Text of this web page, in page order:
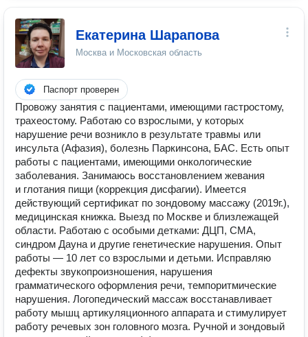
Екатерина Шарапова
Москва и Московская область
Паспорт проверен
Провожу занятия с пациентами, имеющими гастростому,
трахеостому. Работаю со взрослыми, у которых
нарушение речи возникло в результате травмы или
инсульта (Афазия), болезнь Паркинсона, БАС. Есть опыт
работы с пациентами, имеющими онкологические
заболевания. Занимаюсь восстановлением жевания
и глотания пищи (коррекция дисфагии). Имеется
действующий сертификат по зондовому массажу (2019г.),
медицинская книжка. Выезд по Москве и близлежащей
области. Работаю с особыми детками: ДЦП, СМА,
синдром Дауна и другие генетические нарушения. Опыт
работы — 10 лет со взрослыми и детьми. Исправляю
дефекты звукопроизношения, нарушения
грамматического оформления речи, темпоритмические
нарушения. Логопедический массаж восстанавливает
работу мышц артикуляционного аппарата и стимулирует
работу речевых зон головного мозга. Ручной и зондовый